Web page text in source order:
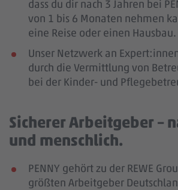
dass du dir nach 3 Jahren bei
von 1 bis 6 Monaten nehmen
eine Reise oder einen Hausbau.
Unser Netzwerk an
durch die Vermittlung von
bei der Kinder- und
Sicherer Arbeitgeber –
und menschlich.
PENNY gehört zu der REWE
größten Arbeitgeber